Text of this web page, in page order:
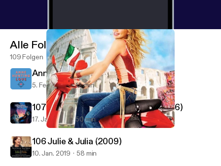
Good Film Hunting
Alle Folgen
109 Folgen
Anne Hunting Love - Intro Episode
5. Feb. 2020 12 min
107 Hunchback Of Notre Dame (1996)
17. Jan. 2019 50 min
106 Julie & Julia (2009)
10. Jan. 2019 58 min